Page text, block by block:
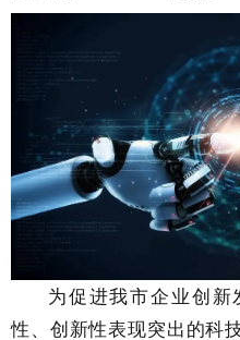
为促进我市企业创
性、创新性表现突出的科